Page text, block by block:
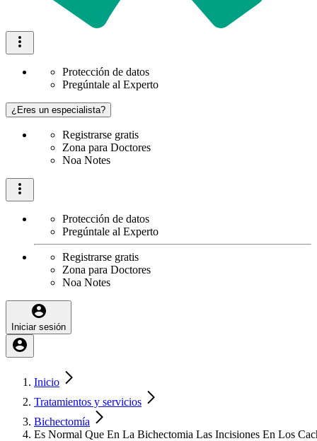
Protección de datos
Pregúntale al Experto
¿Eres un especialista?
Registrarse gratis
Zona para Doctores
Noa Notes
Protección de datos
Pregúntale al Experto
Registrarse gratis
Zona para Doctores
Noa Notes
Iniciar sesión
Inicio
Tratamientos y servicios
Bichectomía
Es Normal Que En La Bichectomia Las Incisiones En Los